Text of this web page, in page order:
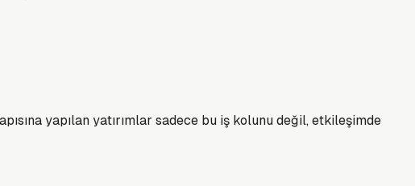
yapılan yatırımlar sadece bu iş kolunu değil, etkileşimde